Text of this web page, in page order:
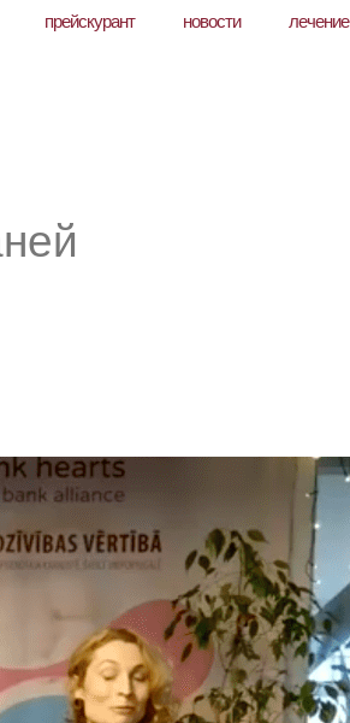
прейскурант новости лечение